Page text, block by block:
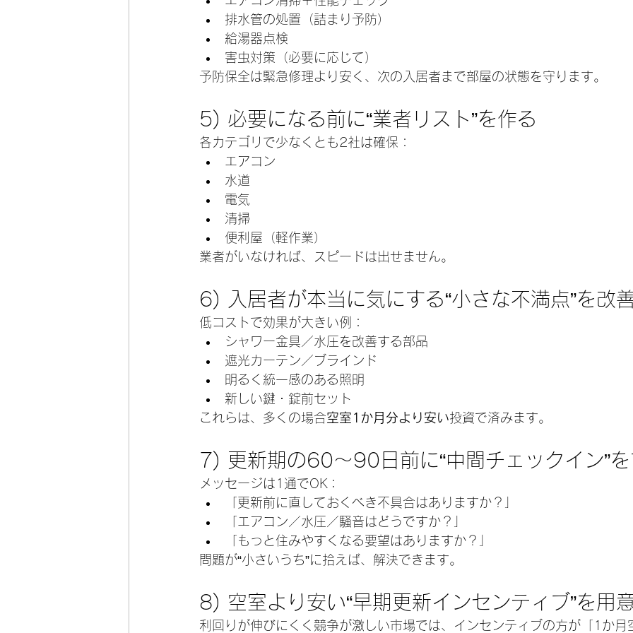
排水管の処置（詰まり予防）
給湯器点検
害虫対策（必要に応じて）
予防保全は緊急修理より安く、次の入居者まで部屋の状態を守ります。
5) 必要になる前に“業者リスト”を作る
各カテゴリで少なくとも2社は確保：
エアコン
水道
電気
清掃
便利屋（軽作業）
業者がいなければ、スピードは出せません。
6) 入居者が本当に気にする“小さな不満点”を改
低コストで効果が大きい例：
シャワー金具／水圧を改善する部品
遮光カーテン／ブラインド
明るく統一感のある照明
新しい鍵・錠前セット
これらは、多くの場合空室1か月分より安い投資で済みます。
7) 更新期の60〜90日前に“中間チェックイン”
メッセージは1通でOK：
「更新前に直しておくべき不具合はありますか？」
「エアコン／水圧／騒音はどうですか？」
「もっと住みやすくなる要望はありますか？」
問題が“小さいうち”に拾えば、解決できます。
8) 空室より安い“早期更新インセンティブ”を用
利回りが伸びにくく競争が激しい市場では、インセンティブの方が「1か月